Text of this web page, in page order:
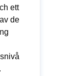
ett
de